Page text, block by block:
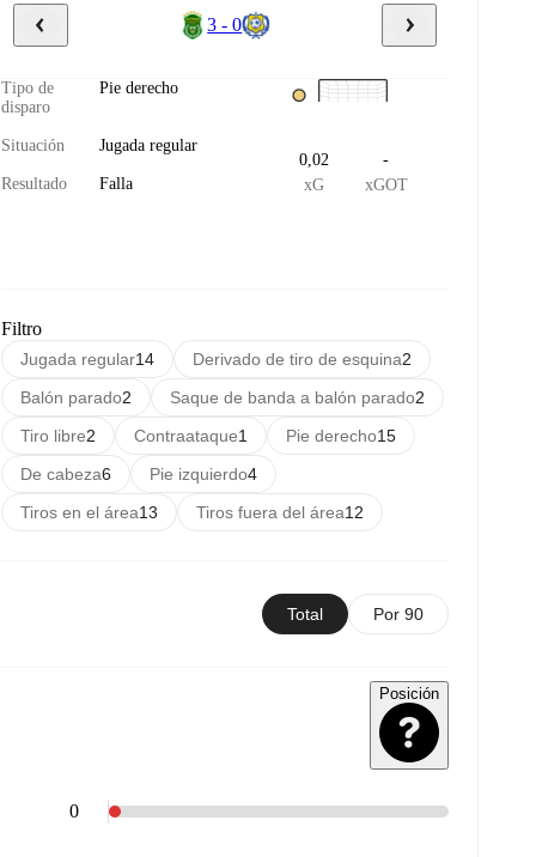
3 - 0
Tipo de
disparo
Pie derecho
Situación Jugada regular
Resultado Falla
0,02
xG
-
xGOT
Filtro
Jugada regular14 Derivado de tiro de esquina2
Balón parado2 Saque de banda a balón parado2
Tiro libre2 Contraataque1 Pie derecho15
De cabeza6 Pie izquierdo4
Tiros en el área13 Tiros fuera del área12
Total Por 90
Posición
0